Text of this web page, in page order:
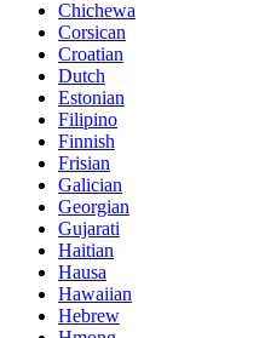
Chichewa
Corsican
Croatian
Dutch
Estonian
Filipino
Finnish
Frisian
Galician
Georgian
Gujarati
Haitian
Hausa
Hawaiian
Hebrew